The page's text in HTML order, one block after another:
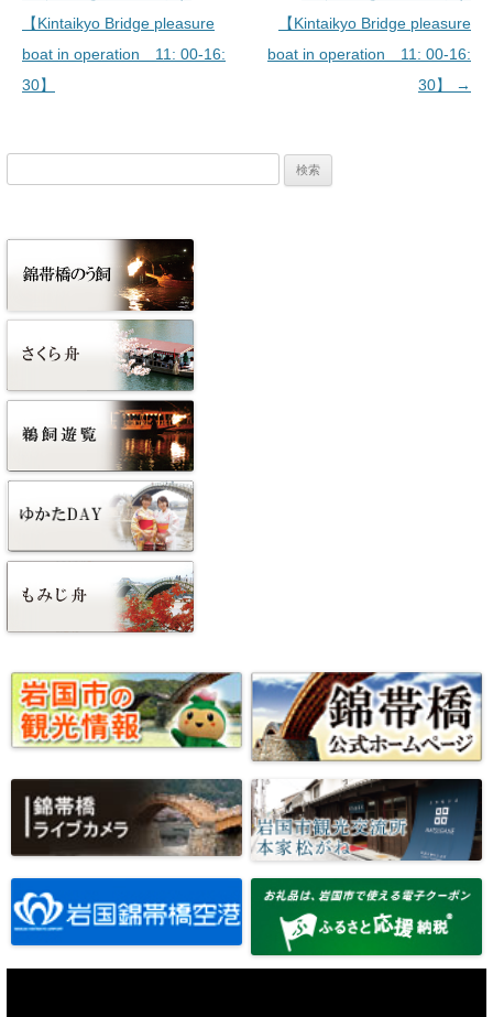
【Kintaikyo Bridge pleasure
boat in operation 11: 00-16:
30】
【Kintaikyo Bridge pleasure
boat in operation 11: 00-16:
30】
→